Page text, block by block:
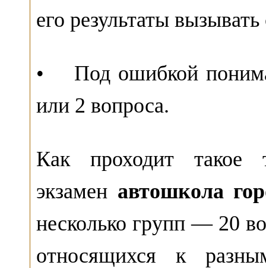
его результаты
• Под ошибкой
или 2 вопроса.
Как проходит такое
экзамен автошкола
несколько групп — 20
относящихся к